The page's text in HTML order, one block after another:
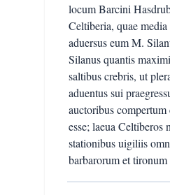
locum Barcini
Celtiberia, quae
aduersus eum M.
Silanus quantis
saltibus crebris, ut
aduentus sui
auctoribus compertum
esse; laeua Celtiberos
stationibus uigiliis
barbarorum et